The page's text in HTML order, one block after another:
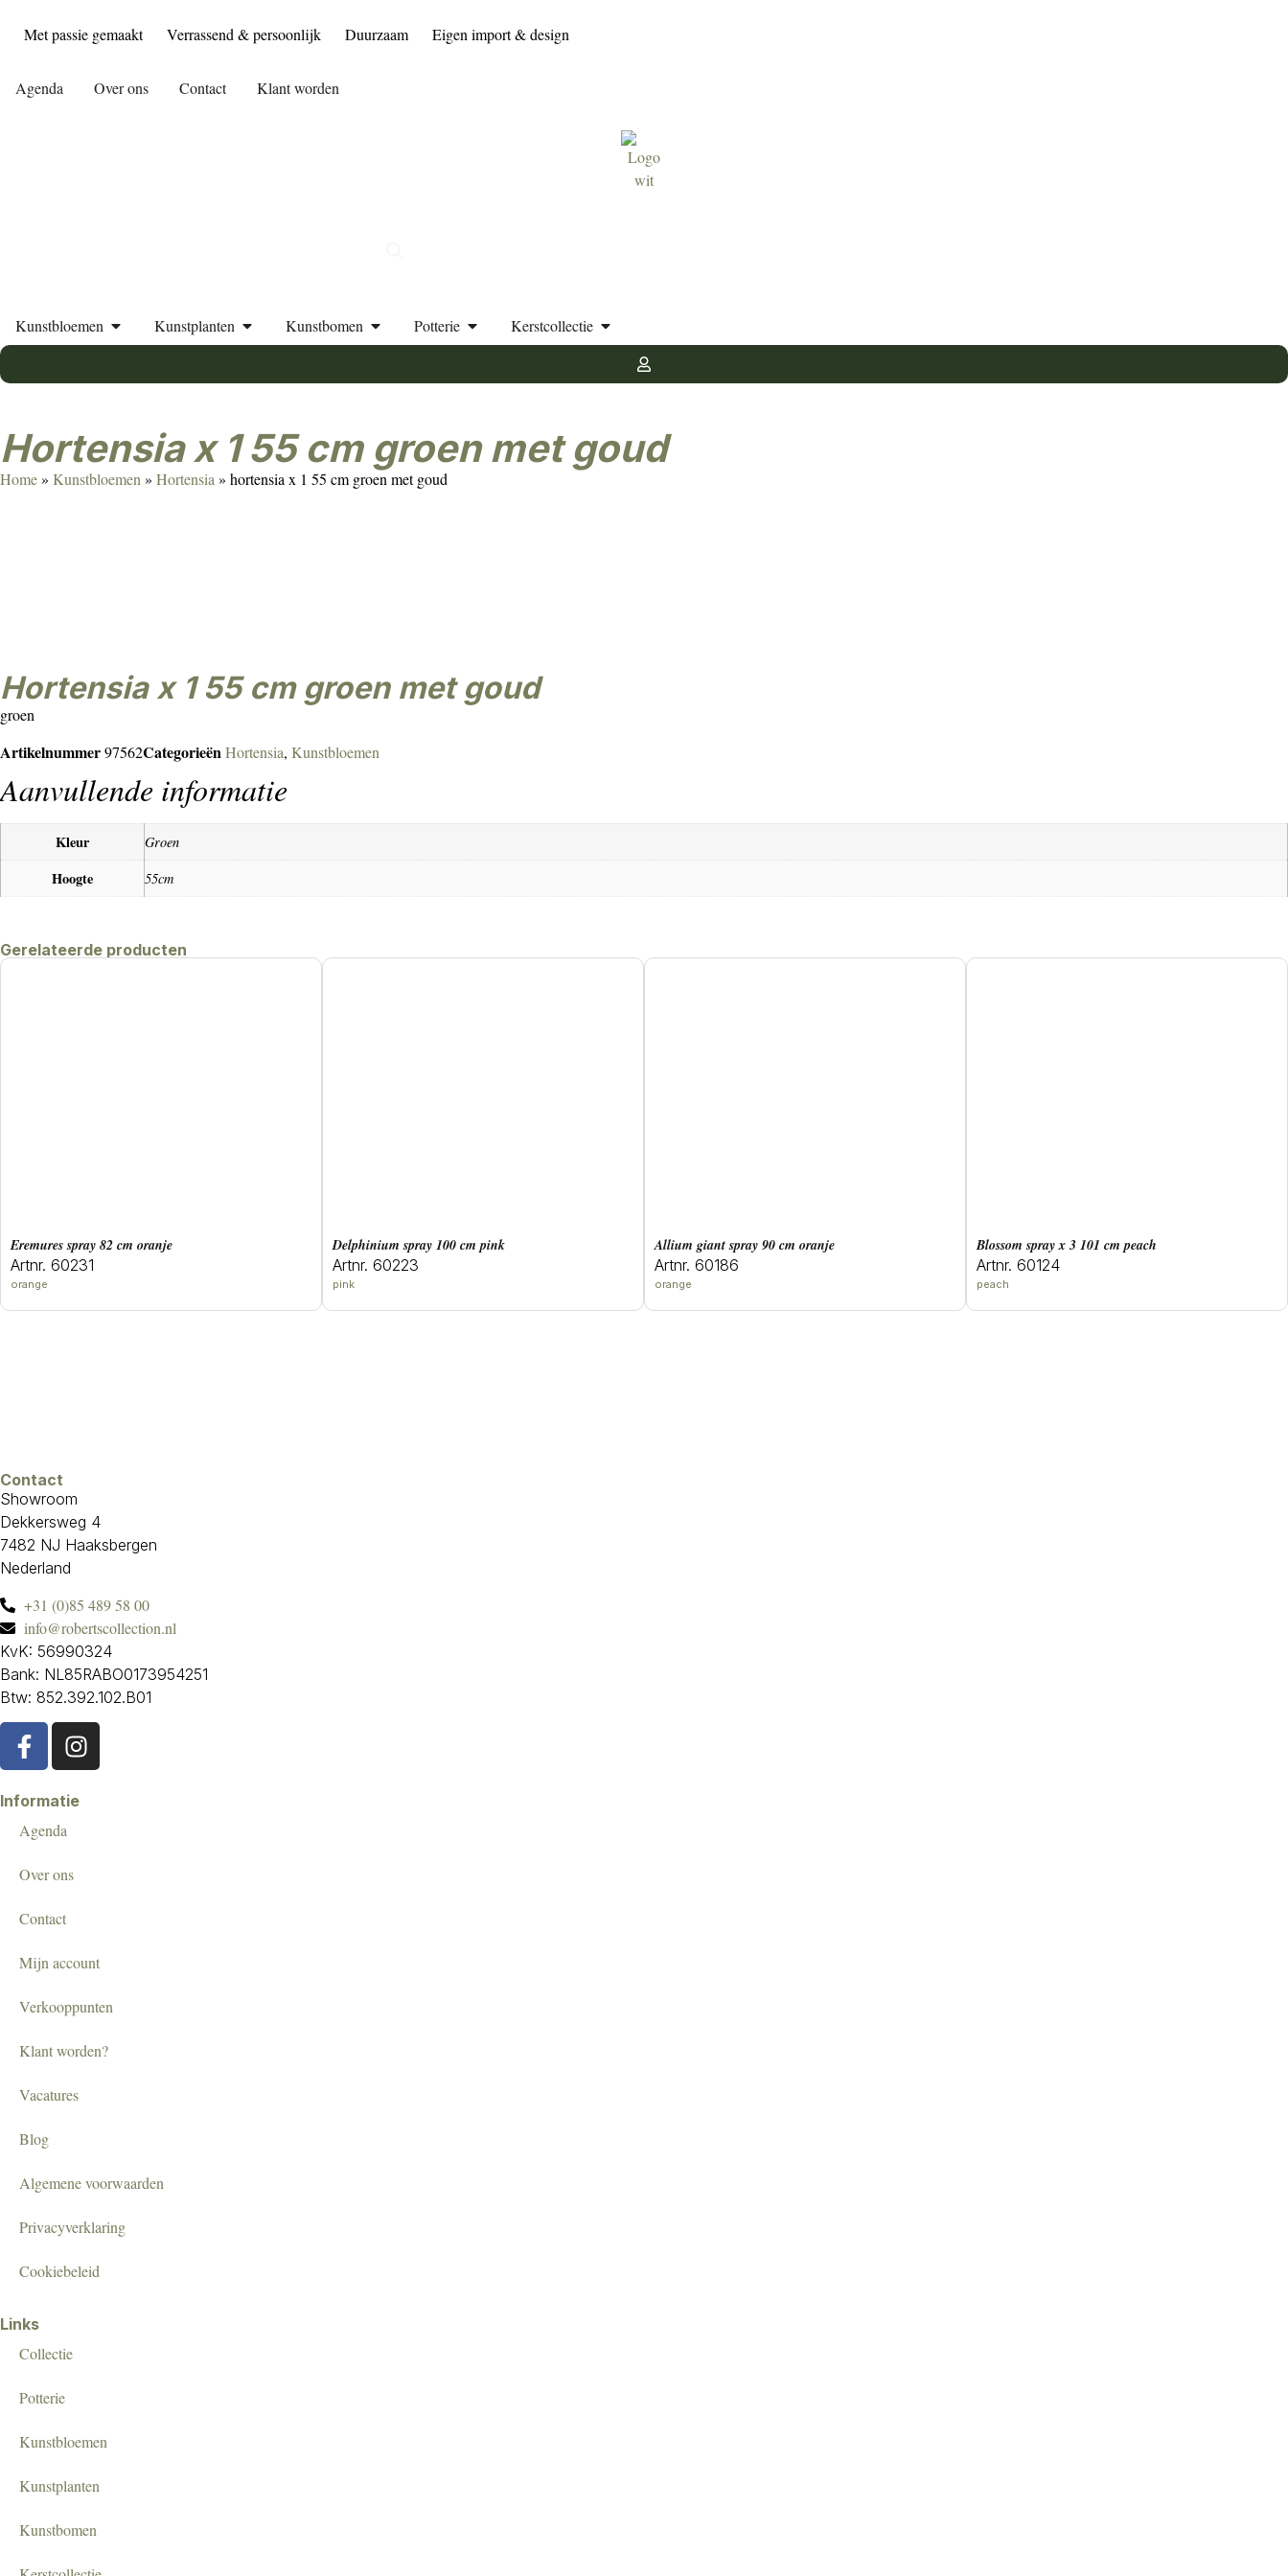
Met passie gemaakt Verrassend & persoonlijk Duurzaam Eigen import & design
Agenda Over ons Contact Klant worden
Kunstbloemen Kunstplanten Kunstbomen Potterie Kerstcollectie
hortensia x 1 55 cm groen met goud
Home» Kunstbloemen » Hortensia » hortensia x 1 55 cm groen met goud
hortensia x 1 55 cm groen met goud
groen
Artikelnummer97562CategorieënHortensia, Kunstbloemen
Aanvullende informatie
Kleur Groen
Hoogte 55cm
Gerelateerde producten
eremures spray 82 cm oranje
Artnr. 60231
orange
delphinium spray 100 cm pink
Artnr. 60223
pink
allium giant spray 90 cm oranje
Artnr. 60186
orange
blossom spray x 3 101 cm peach
Artnr. 60124
peach
Contact
Showroom
Dekkersweg 4
7482 NJ Haaksbergen
Nederland
+31 (0)85 489 58 00
info@robertscollection.nl
KvK: 56990324
Bank: NL85RABO0173954251
Btw: 852.392.102.B01
Informatie
Agenda
Over ons
Contact
Mijn account
Verkooppunten
Klant worden?
Vacatures
Blog
Algemene voorwaarden
Privacyverklaring
Cookiebeleid
Links
Collectie
Potterie
Kunstbloemen
Kunstplanten
Kunstbomen